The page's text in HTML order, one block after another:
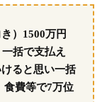
）1500万円
括で支払え
ると思い一括
食費等で7万位